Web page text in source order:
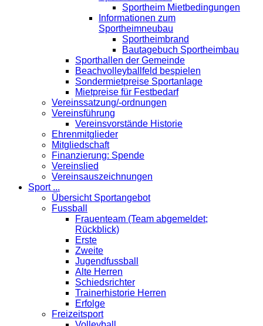
Sportheim Mietbedingungen
Informationen zum
Sportheimneubau
Sportheimbrand
Bautagebuch Sportheimbau
Sporthallen der Gemeinde
Beachvolleyballfeld bespielen
Sondermietpreise Sportanlage
Mietpreise für Festbedarf
Vereinssatzung/-ordnungen
Vereinsführung
Vereinsvorstände Historie
Ehrenmitglieder
Mitgliedschaft
Finanzierung: Spende
Vereinslied
Vereinsauszeichnungen
Sport ...
Übersicht Sportangebot
Fussball
Frauenteam (Team abgemeldet;
Rückblick)
Erste
Zweite
Jugendfussball
Alte Herren
Schiedsrichter
Trainerhistorie Herren
Erfolge
Freizeitsport